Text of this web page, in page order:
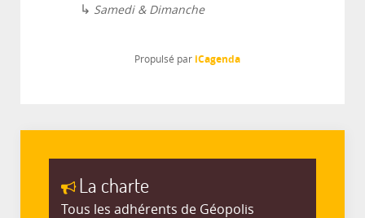
↳ Samedi & Dimanche
Propulsé par iCagenda
La charte
Tous les adhérents de Géopolis